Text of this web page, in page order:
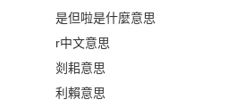
是但啦是什麼意思
r中文意思
剡耜意思
利賴意思